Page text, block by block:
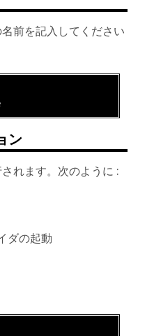
前を記入してください
ン
れます。次のように :
ダの起動